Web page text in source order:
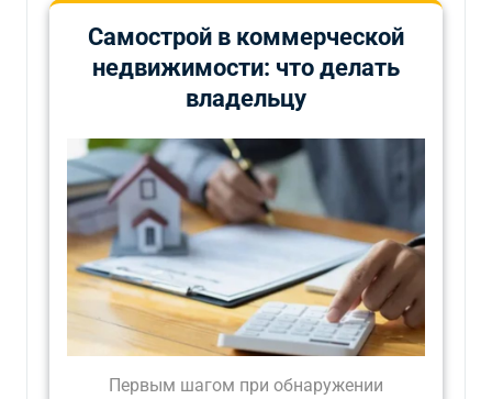
Самострой в коммерческой
недвижимости: что делать
владельцу
Первым шагом при обнаружении